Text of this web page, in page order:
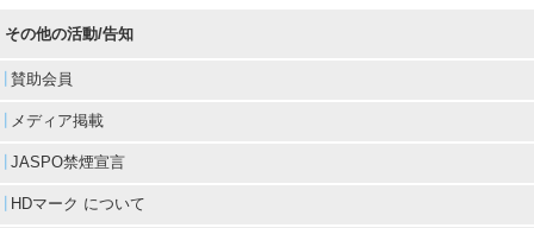
その他の活動/告知
賛助会員
メディア掲載
JASPO禁煙宣言
HDマーク について